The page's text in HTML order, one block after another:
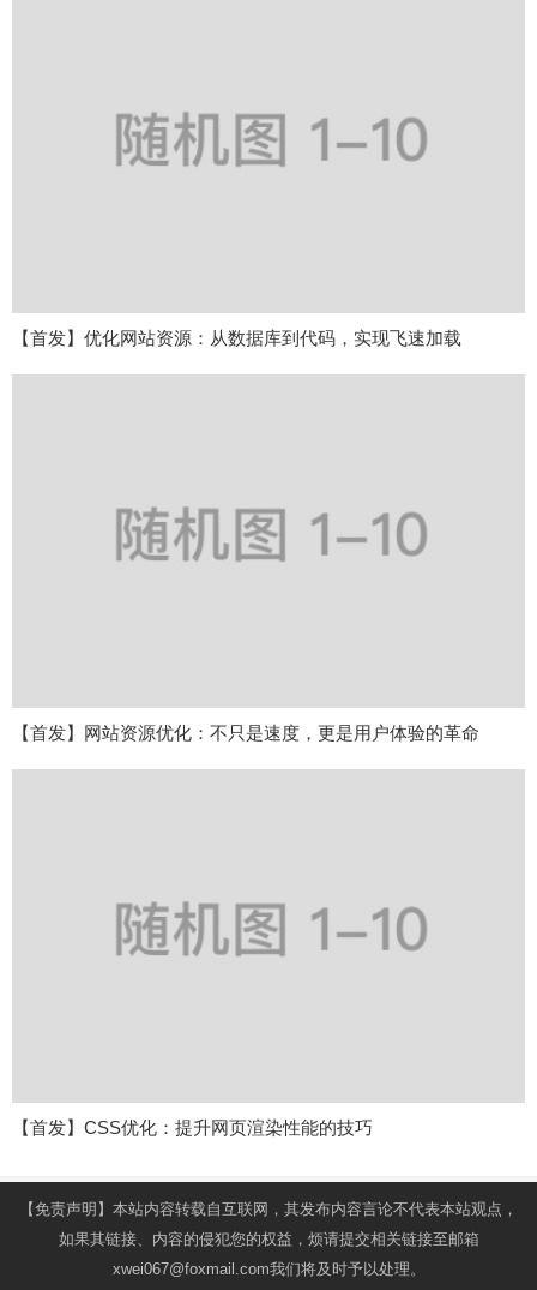
【首发】优化网站资源：从数据库到代码，实现飞速加载
【首发】网站资源优化：不只是速度，更是用户体验的革命
【首发】CSS优化：提升网页渲染性能的技巧
【免责声明】本站内容转载自互联网，其发布内容言论不代表本站观点，
如果其链接、内容的侵犯您的权益，烦请提交相关链接至邮箱
xwei067@foxmail.com我们将及时予以处理。